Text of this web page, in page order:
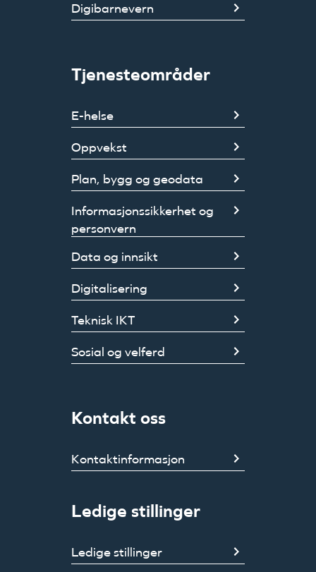
Digibarnevern
Tjenesteområder
E-helse
Oppvekst
Plan, bygg og geodata
Informasjonssikkerhet og
personvern
Data og innsikt
Digitalisering
Teknisk IKT
Sosial og velferd
Kontakt oss
Kontaktinformasjon
Ledige stillinger
Ledige stillinger